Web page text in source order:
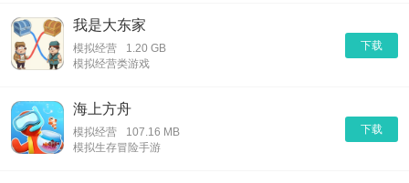
下载
我是大东家
模拟经营
1.20 GB
模拟经营类游戏
下载
海上方舟
模拟经营
107.16 MB
模拟生存冒险手游